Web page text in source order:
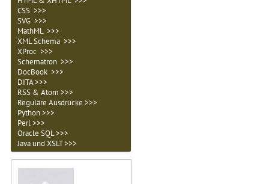
CSS >>>
SVG >>>
MathML >>>
XML Schema >>>
XProc >>>
Schematron >>>
DocBook >>>
DITA >>>
RSS & Atom >>>
Reguläre Ausdrücke >>>
Python >>>
Perl >>>
Oracle SQL >>>
Java und XSLT >>>